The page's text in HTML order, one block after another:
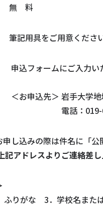
無 料
記用具をご用意くださ
込フォームにご入力いた
先＞ 岩手大学地域
621-6492
し込みの際は件名に「公
記アドレスよりご連絡差
りがな 3．学校名ま